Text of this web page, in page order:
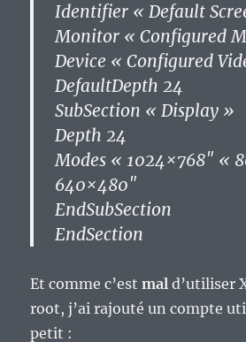
Identifier « Default
Monitor « Configured
Device « Configured
DefaultDepth 24
SubSection « Display »
Depth 24
Modes « 1024×768″ «
640×480″
EndSubSection
EndSection
Et comme c’estmal d’utiliser
root, j’ai rajouté un compte
petit :